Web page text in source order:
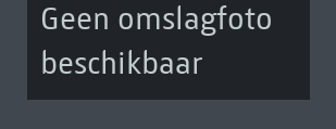
Geen omslagfoto
beschikbaar